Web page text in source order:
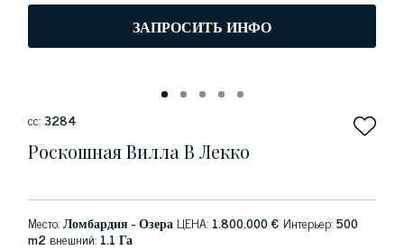
ЗАПРОСИТЬ ИНФО
сс:3284
Роскошная Вилла В Лекко
Место:Ломбардия - Озера ЦЕНА: 1.800.000 € Интерьер:500
m2 внешний: 1.1 Га